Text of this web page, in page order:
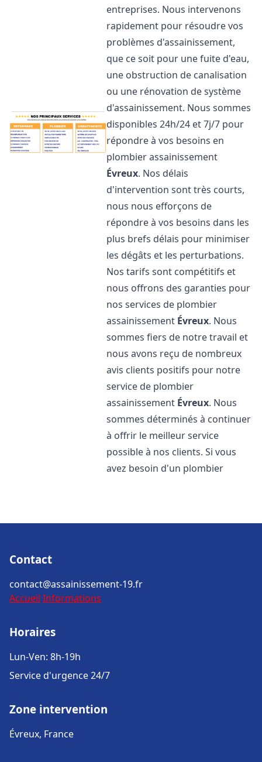
entreprises. Nous intervenons
rapidement pour résoudre vos
problèmes d'assainissement,
que ce soit pour une fuite d'eau,
une obstruction de canalisation
ou une rénovation de système
d'assainissement. Nous sommes
disponibles 24h/24 et 7j/7 pour
répondre à vos besoins en
plombier assainissement
Évreux. Nos délais
d'intervention sont très courts,
nous nous efforçons de
répondre à vos besoins dans les
plus brefs délais pour minimiser
les dégâts et les perturbations.
Nos tarifs sont compétitifs et
nous offrons des garanties pour
nos services de plombier
assainissement Évreux. Nous
sommes fiers de notre travail et
nous avons reçu de nombreux
avis clients positifs pour notre
service de plombier
assainissement Évreux. Nous
sommes déterminés à continuer
à offrir le meilleur service
possible à nos clients. Si vous
avez besoin d'un plombier
Contact
contact@assainissement-19.fr
Accueil Informations
Horaires
Lun-Ven: 8h-19h
Service d'urgence 24/7
Zone intervention
Évreux, France